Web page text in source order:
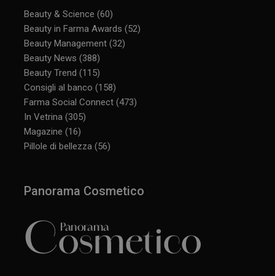
Beauty & Science (60)
Beauty in Farma Awards (52)
Beauty Management (32)
Beauty News (388)
Beauty Trend (115)
Consigli al banco (158)
Farma Social Connect (473)
In Vetrina (305)
Magazine (16)
Pillole di bellezza (56)
Panorama Cosmetico